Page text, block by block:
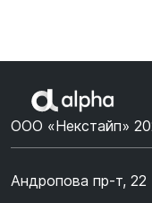
ООО «Некстайп»
Андропова пр-т, 22